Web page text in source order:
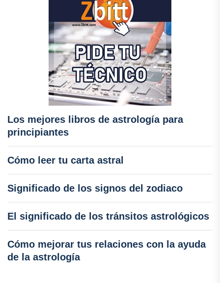
Los mejores libros de astrología para
principiantes
Cómo leer tu carta astral
Significado de los signos del zodiaco
El significado de los tránsitos astrológicos
Cómo mejorar tus relaciones con la ayuda
de la astrología